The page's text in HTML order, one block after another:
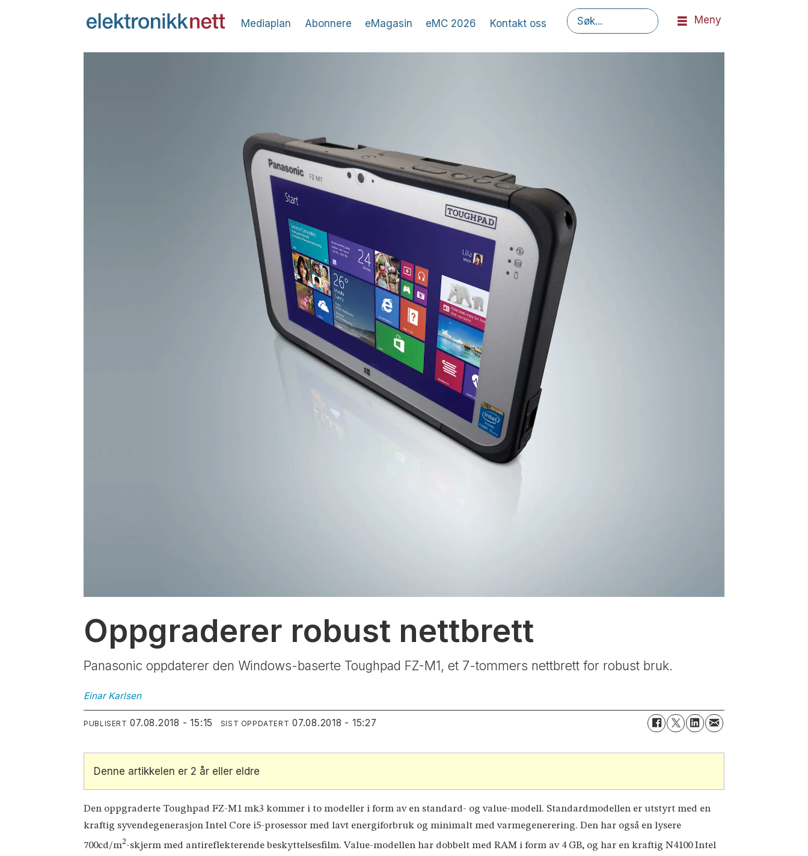
Mediaplan Abonnere eMagasin eMC 2026 Kontakt oss Søk
Meny
Oppgraderer robust nettbrett
Panasonic oppdaterer den Windows-baserte Toughpad FZ-M1, et 7-tommers nettbrett for robust bruk.
Einar Karlsen
PUBLISERT 07.08.2018 - 15:15 SIST OPPDATERT 07.08.2018 - 15:27
Denne artikkelen er 2 år eller eldre
Den oppgraderte Toughpad FZ-M1 mk3 kommer i to modeller i form av en standard- og value-modell. Standardmodellen er utstyrt med en
kraftig syvendegenerasjon Intel Core i5-prosessor med lavt energiforbruk og minimalt med varmegenerering. Den har også en lysere
700cd/m2-skjerm med antireflekterende beskyttelsesfilm. Value-modellen har dobbelt med RAM i form av 4 GB, og har en kraftig N4100 Intel